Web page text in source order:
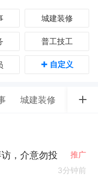
城建装修
普工技工
+ 自定义
城建装修 客户
，介意勿投 推广
3分钟前